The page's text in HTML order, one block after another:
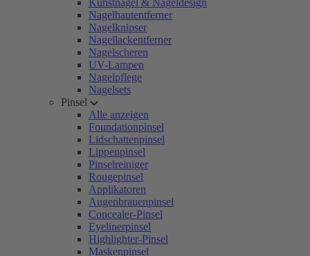
Kunstnägel & Nageldesign
Nagelhautentferner
Nagelknipser
Nagellackentferner
Nagelscheren
UV-Lampen
Nagelpflege
Nagelsets
Pinsel
Alle anzeigen
Foundationpinsel
Lidschattenpinsel
Lippenpinsel
Pinselreiniger
Rougepinsel
Applikatoren
Augenbrauenpinsel
Concealer-Pinsel
Eyelinerpinsel
Highlighter-Pinsel
Maskenpinsel